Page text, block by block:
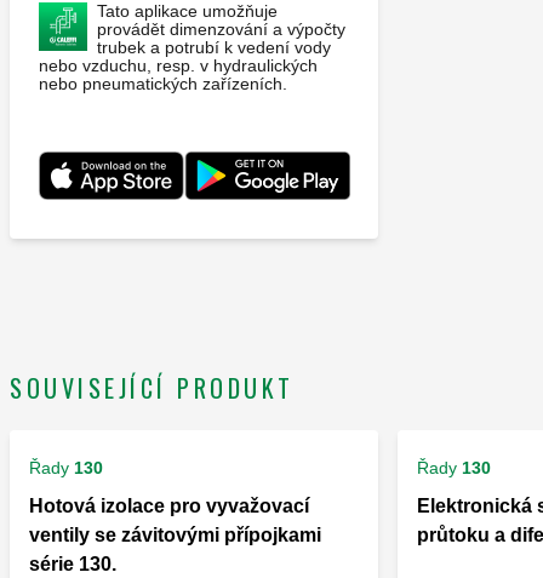
Tato aplikace umožňuje
provádět dimenzování a výpočty
trubek a potrubí k vedení vody
nebo vzduchu, resp. v hydraulických
nebo pneumatických zařízeních.
SOUVISEJÍCÍ PRODUKT
Řady 130
Hotová izolace pro vyvažovací
ventily se závitovými přípojkami
série 130.
Řady 130
Elektronická
průtoku a